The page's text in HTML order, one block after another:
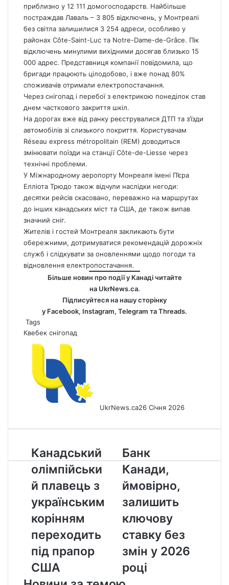
приблизно у 12 111 домогосподарств. Найбільше
постраждав Лаваль – 3 805 відключень, у Монтреалі
без світла залишилися 3 254 адреси, особливо у
районах Côte-Saint-Luc та Notre-Dame-de-Grâce. Пік
відключень минулими вихідними досягав близько 15
000 адрес. Представниця компанії повідомила, що
бригади працюють цілодобово, і вже понад 80%
споживачів отримали електропостачання.
Через снігопад і перебої з електрикою понеділок став
днем часткового закриття шкіл.
На дорогах вже від ранку реєструвалися ДТП та з’їзди
автомобілів зі слизького покриття. Користувачам
Réseau express métropolitain (REM) доводиться
змінювати поїзди на станції Côte-de-Liesse через
технічні проблеми.
У Міжнародному аеропорту Монреаля імені П’єра
Елліота Трюдо також відчули наслідки негоди:
десятки рейсів скасовано, переважно на маршрутах
до інших канадських міст та США, де також випав
значний сніг.
Жителів і гостей Монтреаля закликають бути
обережними, дотримуватися рекомендацій дорожніх
служб і слідкувати за оновленнями щодо погоди та
відновлення електропостачання.
Більше новин про події у Канаді читайте
на UkrNews.ca.
Підписуйтеся на нашу сторінку
у Facebook, Instagram, Telegram таThreads.
Tags
Квебек снігопад
UkrNews.ca26 Січня 2026
Канадський
олімпійський
плавець
з
українським
корінням
переходить
під
прапор
США
Канадський
олімпійськи
й плавець з
українським
корінням
переходить
під прапор
США
Банк
Канади,
ймовірно,
залишить
ключову
ставку
без
змін
у
році
Банк
Канади,
ймовірно,
залишить
ключову
ставку без
змін у 2026
році